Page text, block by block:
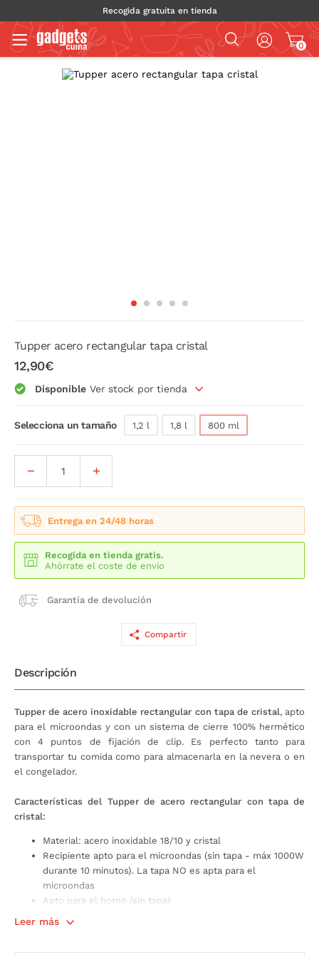
Recogida gratuita en tienda
0
Tupper acero rectangular tapa cristal
12,90€
Disponible Ver stock por tienda
Selecciona un tamaño 1,2 l 1,8 l 800 ml
Entrega en 24/48 horas
Recogida en tienda gratis.
Ahórrate el coste de envío
Garantía de devolución
Compartir
Descripción
Tupper de acero inoxidable rectangular con tapa de cristal, apto
para el microondas y con un sistema de cierre 100% hermético
con 4 puntos de fijación de clip. Es perfecto tanto para
transportar tu comida como para almacenarla en la nevera o en
el congelador.
Características del Tupper de acero rectangular con tapa de
cristal:
Material: acero inoxidable 18/10 y cristal
Recipiente apto para el microondas (sin tapa - máx 1000W
durante 10 minutos). La tapa NO es apta para el
microondas
Apto para el horno (sin tapa)
Apto para el lavavajillas (sin tapa), nevera y congelador
Leer más